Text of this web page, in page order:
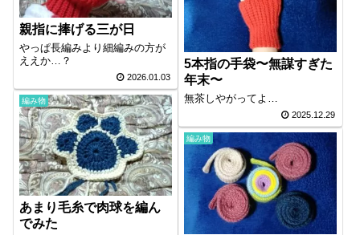
親指に捧げる三が日
やっぱ長編みより細編みの方が
ええか…？
2026.01.03
5本指の手袋〜無謀すぎた
年末〜
無茶しやがってよ…
2025.12.29
編み物
あまり毛糸で肉球を編ん
でみた
編み物